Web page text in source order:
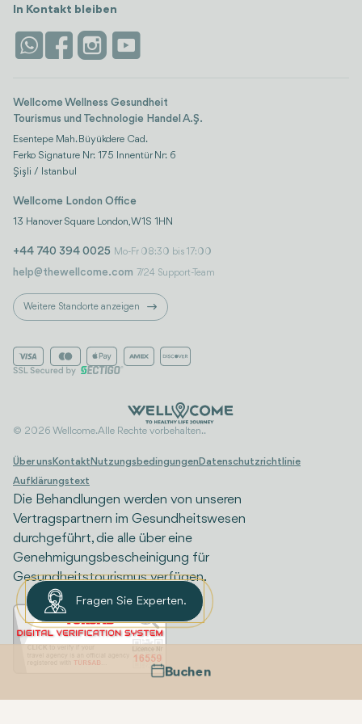
Buchen
Vertrauen & Sicherheit
Kontaktieren Sie uns
Unterkünfte
Attraktionen
Bewertungen
Istanbul
In Kontakt bleiben
Wellcome Wellness Gesundheit
Tourismus und Technologie Handel A.Ş.
Esentepe Mah. Büyükdere Cad.
Ferko Signature Nr: 175 Innentür Nr: 6
Şişli / Istanbul
Wellcome London Office
13 Hanover Square London, W1S 1HN
+44 740 394 0025 Mo-Fr 08:30 bis 17:00
help@thewellcome.com 7/24 Support-Team
Weitere Standorte anzeigen
© 2026 Wellcome. Alle Rechte vorbehalten..
Über uns Kontakt Nutzungsbedingungen Datenschutzrichtlinie
Aufklärungstext
Die Behandlungen werden von unseren
Vertragspartnern im Gesundheitswesen
durchgeführt, die alle über eine
Genehmigungsbescheinigung für
Gesundheitstourismus verfügen.
Fragen Sie Experten.